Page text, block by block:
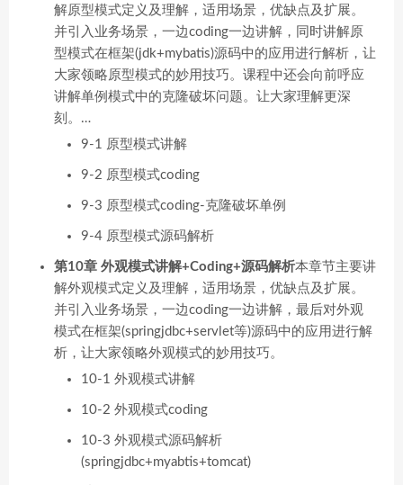
解原型模式定义及理解，适用场景，优缺点及扩展。
并引入业务场景，一边coding一边讲解，同时讲解原
型模式在框架(jdk+mybatis)源码中的应用进行解析，让
大家领略原型模式的妙用技巧。课程中还会向前呼应
讲解单例模式中的克隆破坏问题。让大家理解更深
刻。…
9-1 原型模式讲解
9-2 原型模式coding
9-3 原型模式coding-克隆破坏单例
9-4 原型模式源码解析
第10章 外观模式讲解+Coding+源码解析本章节主要讲
解外观模式定义及理解，适用场景，优缺点及扩展。
并引入业务场景，一边coding一边讲解，最后对外观
模式在框架(springjdbc+servlet等)源码中的应用进行解
析，让大家领略外观模式的妙用技巧。
10-1 外观模式讲解
10-2 外观模式coding
10-3 外观模式源码解析
(springjdbc+myabtis+tomcat)